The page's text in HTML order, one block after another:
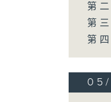
第
第
第